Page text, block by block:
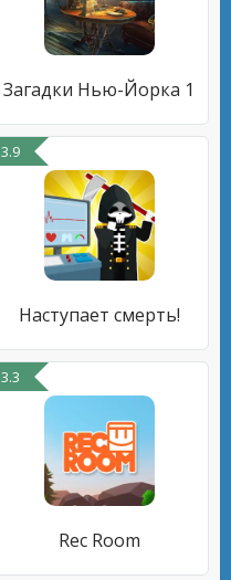
Загадки Нью-Йорка 1
3.9
Наступает смерть!
3.3
Rec Room